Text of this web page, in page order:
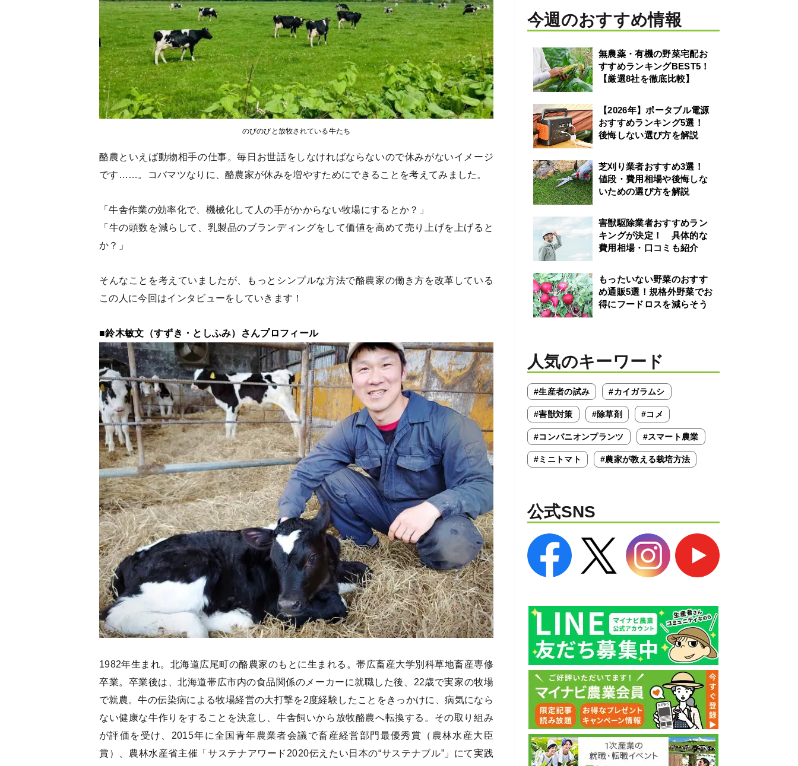
のびのびと放牧されている牛たち
酪農といえば動物相手の仕事。毎日お世話をしなければならないので休みがないイメージ
です……。コバマツなりに、酪農家が休みを増やすためにできることを考えてみました。
「牛舎作業の効率化で、機械化して人の手がかからない牧場にするとか？」
「牛の頭数を減らして、乳製品のブランディングをして価値を高めて売り上げを上げると
か？」
そんなことを考えていましたが、もっとシンプルな方法で酪農家の働き方を改革している
この人に今回はインタビューをしていきます！
■鈴木敏文（すずき・としふみ）さんプロフィール
1982年生まれ。北海道広尾町の酪農家のもとに生まれる。帯広畜産大学別科草地畜産専修
卒業。卒業後は、北海道帯広市内の食品関係のメーカーに就職した後、22歳で実家の牧場
で就農。牛の伝染病による牧場経営の大打撃を2度経験したことをきっかけに、病気になら
ない健康な牛作りをすることを決意し、牛舎飼いから放牧酪農へ転換する。その取り組み
が評価を受け、2015年に全国青年農業者会議で畜産経営部門最優秀賞（農林水産大臣
賞）、農林水産省主催「サステナアワード2020伝えたい日本の“サステナブル”」にて実践
今週のおすすめ情報
無農薬・有機の野菜宅配お
すすめランキングBEST5！
【厳選8社を徹底比較】
【2026年】ポータブル電源
おすすめランキング5選！
後悔しない選び方を解説
芝刈り業者おすすめ3選！
値段・費用相場や後悔しな
いための選び方を解説
害獣駆除業者おすすめラン
キングが決定！ 具体的な
費用相場・口コミも紹介
もったいない野菜のおすす
め通販5選！規格外野菜でお
得にフードロスを減らそう
人気のキーワード
#生産者の試み #カイガラムシ
#害獣対策 #除草剤 #コメ
#コンパニオンプランツ #スマート農業
#ミニトマト #農家が教える栽培方法
公式SNS